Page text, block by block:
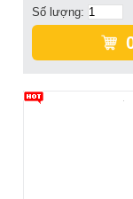
Số lượng: